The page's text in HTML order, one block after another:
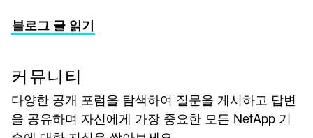
블로그 글 읽기
커뮤니티
다양한 공개 포럼을 탐색하여 질문을 게시하고 답변
을 공유하며 자신에게 가장 중요한 모든 NetApp 기